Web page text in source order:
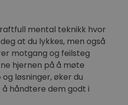
mental teknikk hvor
at du lykkes, men også
motgang og feilsteg
hjernen på å møte
løsninger, øker du
håndtere dem godt i